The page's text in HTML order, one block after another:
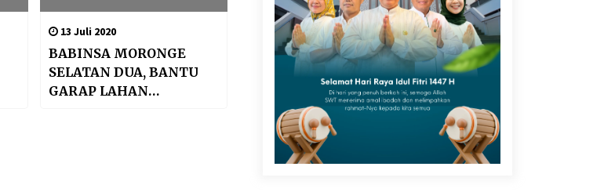
13 Juli 2020
BABINSA MORONGE
SELATAN DUA, BANTU
GARAP LAHAN